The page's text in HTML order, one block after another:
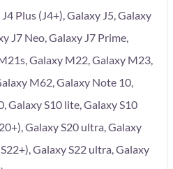
Plus (J4+), Galaxy J5, Galaxy
J7 Neo, Galaxy J7 Prime,
Galaxy M22, Galaxy M23,
M62, Galaxy Note 10,
Galaxy S10 lite, Galaxy S10
Galaxy S20 ultra, Galaxy
Galaxy S22 ultra, Galaxy